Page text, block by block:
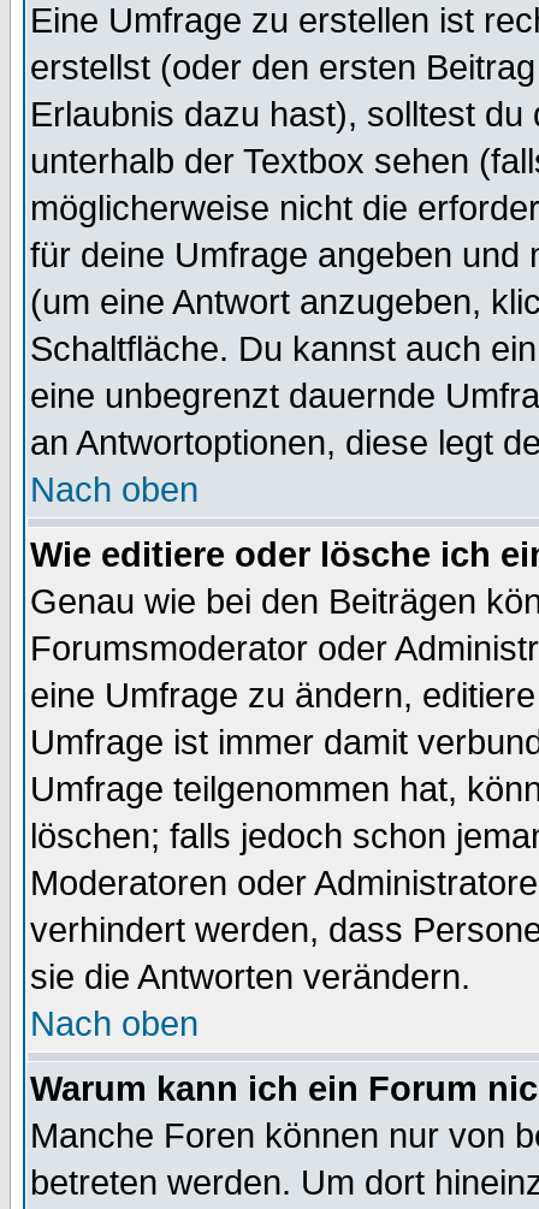
Eine Umfrage zu erstellen ist
erstellst (oder den ersten
Erlaubnis dazu hast), solltest
unterhalb der Textbox sehen
möglicherweise nicht die
für deine Umfrage angeben und
(um eine Antwort anzugeben,
Schaltfläche. Du kannst auch
eine unbegrenzt dauernde
an Antwortoptionen, diese legt
Nach oben
Wie editiere oder lösche ich
Genau wie bei den Beiträgen
Forumsmoderator oder
eine Umfrage zu ändern,
Umfrage ist immer damit
Umfrage teilgenommen hat,
löschen; falls jedoch schon
Moderatoren oder
verhindert werden, dass
sie die Antworten verändern.
Nach oben
Warum kann ich ein Forum
Manche Foren können nur von
betreten werden. Um dort